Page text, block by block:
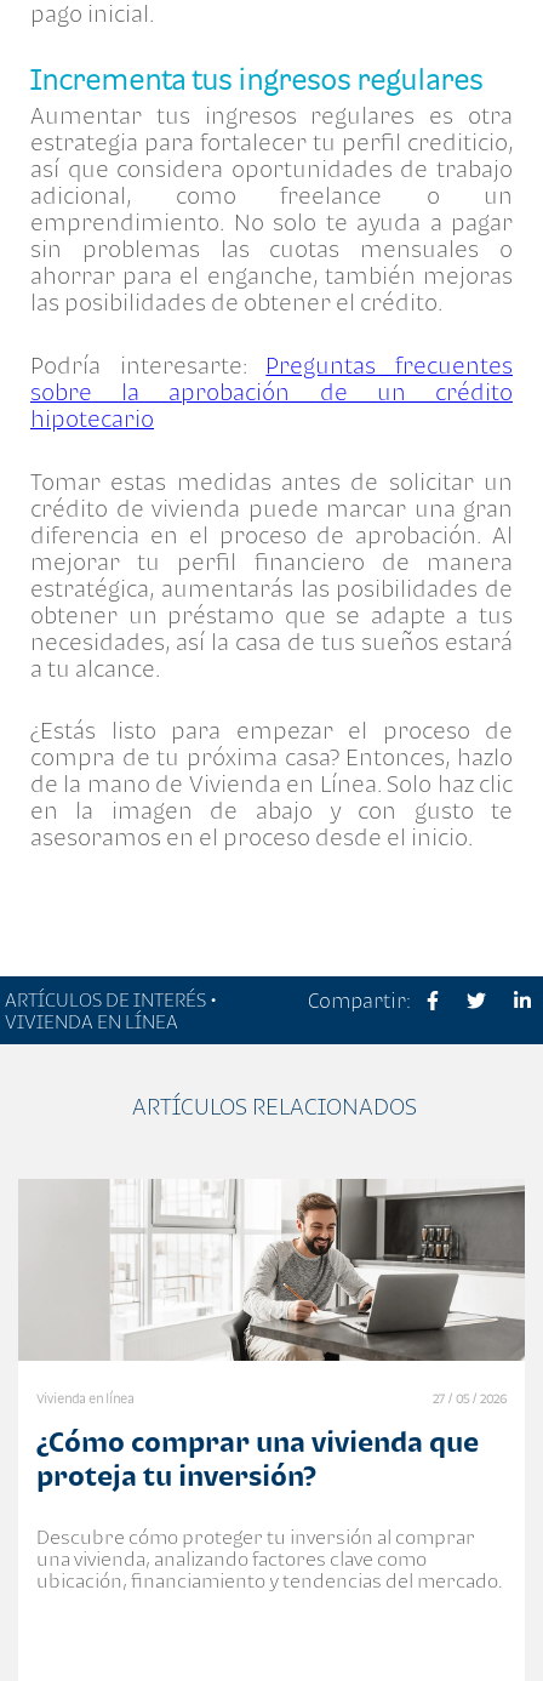
pago inicial.
Incrementa tus ingresos regulares
Aumentar tus ingresos regulares es otra
estrategia para fortalecer tu perfil crediticio,
así que considera oportunidades de trabajo
adicional, como freelance o un
emprendimiento. No solo te ayuda a pagar
sin problemas las cuotas mensuales o
ahorrar para el enganche, también mejoras
las posibilidades de obtener el crédito.
Podría interesarte: Preguntas frecuentes
sobre la aprobación de un crédito
hipotecario
Tomar estas medidas antes de solicitar un
crédito de vivienda puede marcar una gran
diferencia en el proceso de aprobación. Al
mejorar tu perfil financiero de manera
estratégica, aumentarás las posibilidades de
obtener un préstamo que se adapte a tus
necesidades, así la casa de tus sueños estará
a tu alcance.
¿Estás listo para empezar el proceso de
compra de tu próxima casa? Entonces, hazlo
de la mano de Vivienda en Línea. Solo haz clic
en la imagen de abajo y con gusto te
asesoramos en el proceso desde el inicio.
ARTÍCULOS DE INTERÉS •
VIVIENDA EN LÍNEA
Compartir:
ARTÍCULOS RELACIONADOS
Vivienda en línea 27 / 05 / 2026
¿Cómo comprar una vivienda que
proteja tu inversión?
Descubre cómo proteger tu inversión al comprar
una vivienda, analizando factores clave como
ubicación, financiamiento y tendencias del mercado.